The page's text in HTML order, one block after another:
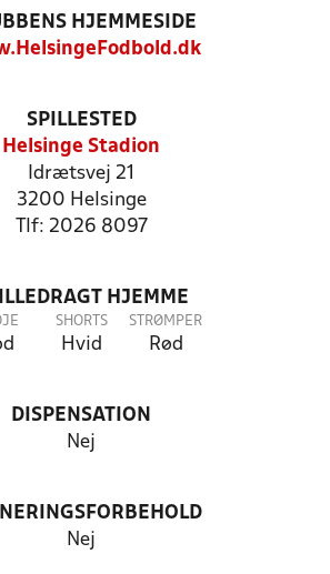
HJEMMESIDE
SPILLESTED
Helsinge Stadion
Idrætsvej 21
3200 Helsinge
Tlf: 2026 8097
HJEMME
SHORTS
Hvid
STRØMPER
Rød
DISPENSATION
Nej
Nej